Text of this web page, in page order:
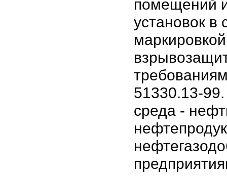
помещений
установок в
маркировкой
51330.13-
среда -